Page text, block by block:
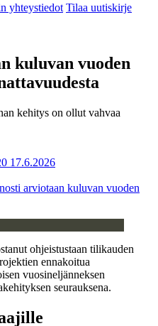
yhteystiedot Tilaa uutiskirje
kuluvan vuoden
kehitys on ollut vahvaa
17.6.2026
arviotaan kuluvan vuoden
ohjeistustaan tilikauden
ennakoitua
vuosineljänneksen
seurauksena.